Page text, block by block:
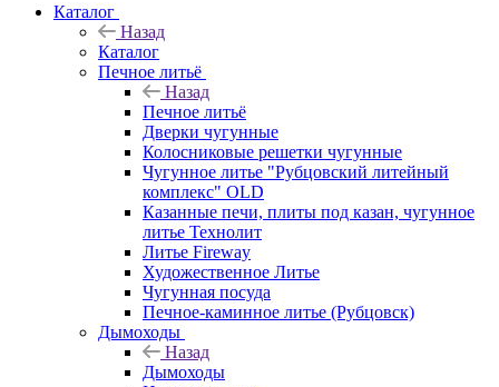
Каталог
Назад
Каталог
Печное литьё
Назад
Печное литьё
Дверки чугунные
Колосниковые решетки чугунные
Чугунное литье "Рубцовский литейный
комплекс" OLD
Казанные печи, плиты под казан, чугунное
литье Технолит
Литье Fireway
Художественное Литье
Чугунная посуда
Печное-каминное литье (Рубцовск)
Дымоходы
Назад
Дымоходы